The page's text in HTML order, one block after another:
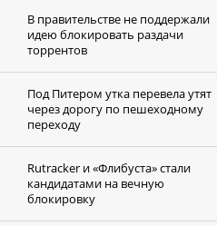
В правительстве не поддержали
идею блокировать раздачи
торрентов
Под Питером утка перевела утят
через дорогу по пешеходному
переходу
Rutracker и «Флибуста» стали
кандидатами на вечную
блокировку